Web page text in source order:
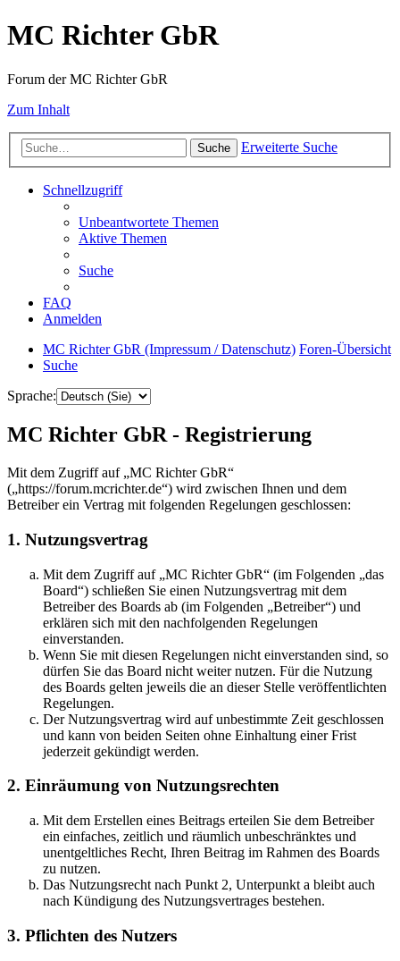
MC Richter GbR
Forum der MC Richter GbR
Zum Inhalt
Suche Erweiterte Suche
Schnellzugriff
Unbeantwortete Themen
Aktive Themen
Suche
FAQ
Anmelden
MC Richter GbR (Impressum / Datenschutz) Foren-Übersicht
Suche
Sprache:
MC Richter GbR - Registrierung
Mit dem Zugriff auf „MC Richter GbR“
(„https://forum.mcrichter.de“) wird zwischen Ihnen und dem
Betreiber ein Vertrag mit folgenden Regelungen geschlossen:
1. Nutzungsvertrag
Mit dem Zugriff auf „MC Richter GbR“ (im Folgenden „das
Board“) schließen Sie einen Nutzungsvertrag mit dem
Betreiber des Boards ab (im Folgenden „Betreiber“) und
erklären sich mit den nachfolgenden Regelungen
einverstanden.
Wenn Sie mit diesen Regelungen nicht einverstanden sind, so
dürfen Sie das Board nicht weiter nutzen. Für die Nutzung
des Boards gelten jeweils die an dieser Stelle veröffentlichten
Regelungen.
Der Nutzungsvertrag wird auf unbestimmte Zeit geschlossen
und kann von beiden Seiten ohne Einhaltung einer Frist
jederzeit gekündigt werden.
2. Einräumung von Nutzungsrechten
Mit dem Erstellen eines Beitrags erteilen Sie dem Betreiber
ein einfaches, zeitlich und räumlich unbeschränktes und
unentgeltliches Recht, Ihren Beitrag im Rahmen des Boards
zu nutzen.
Das Nutzungsrecht nach Punkt 2, Unterpunkt a bleibt auch
nach Kündigung des Nutzungsvertrages bestehen.
3. Pflichten des Nutzers